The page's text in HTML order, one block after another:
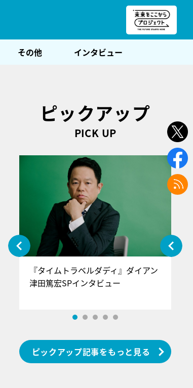
その他 インタビュー
ピックアップ
PICK UP
『タイムトラベルダディ』ダイアン
津田篤宏SPインタビュー
ピックアップ記事をもっと見る